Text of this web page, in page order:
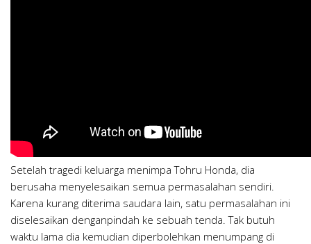
Setelah tragedi keluarga menimpa Tohru Honda, dia
berusaha menyelesaikan semua permasalahan sendiri.
Karena kurang diterima saudara lain, satu permasalahan ini
diselesaikan denganpindah ke sebuah tenda. Tak butuh
waktu lama dia kemudian diperbolehkan menumpang di